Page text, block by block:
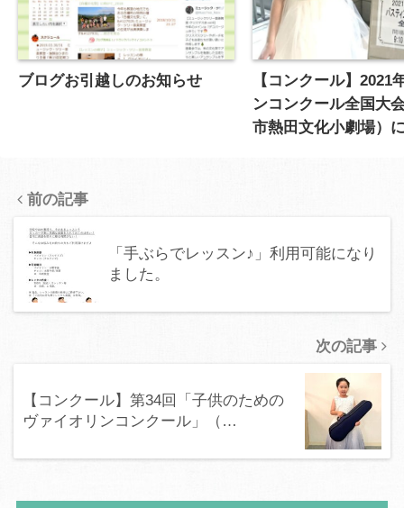
ブログお引越しのお知らせ
【コンクール】2021
ンコンクール全国大
市熱田文化小劇場）
前の記事
「手ぶらでレッスン♪」利用可能になり
ました。
次の記事
【コンクール】第34回「子供のための
ヴァイオリンコンクール」（…